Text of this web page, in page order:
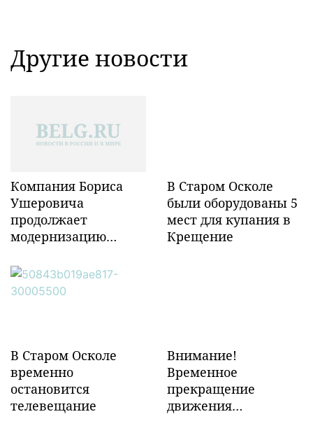
Другие новости
Компания Бориса
Ушеровича
продолжает
модернизацию
инфраструктуры в
Забайкалье
В Старом Осколе
были оборудованы 5
мест для купания в
Крещение
В Старом Осколе
временно
остановится
телевещание
Внимание!
Временное
прекращение
движения